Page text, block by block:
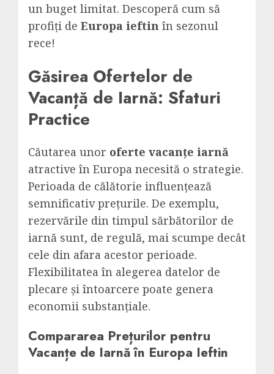
un buget limitat. Descoperă cum să
profiți de Europa ieftin în sezonul
rece!
Găsirea Ofertelor de
Vacanță de Iarnă: Sfaturi
Practice
Căutarea unor oferte vacanțe iarnă
atractive în Europa necesită o strategie.
Perioada de călătorie influențează
semnificativ prețurile. De exemplu,
rezervările din timpul sărbătorilor de
iarnă sunt, de regulă, mai scumpe decât
cele din afara acestor perioade.
Flexibilitatea în alegerea datelor de
plecare și întoarcere poate genera
economii substanțiale.
Compararea Prețurilor pentru
Vacanțe de Iarnă în Europa Ieftin